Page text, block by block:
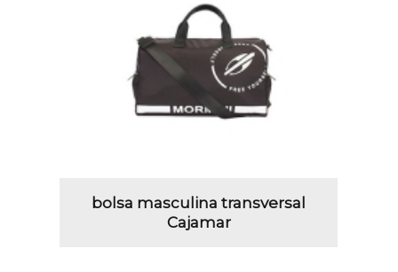
bolsa masculina transversal
Cajamar